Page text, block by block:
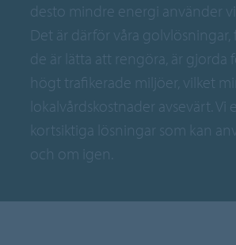
desto mindre energi använder
Det är därför våra
de är lätta att rengöra, är gjorda
högt trafikerade miljöer, vilket
lokalvårdskostnader avsevärt. Vi
kortsiktiga lösningar som kan
och om igen.